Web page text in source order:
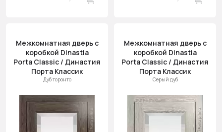
Межкомнатная дверь с
коробкой Dinastia
Porta Classic / Династия
Порта Классик
Дуб торонто
Межкомнатная дверь с
коробкой Dinastia
Porta Classic / Династия
Порта Классик
Серый дуб